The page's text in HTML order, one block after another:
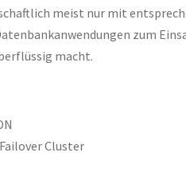
meist nur mit
zum
macht.
Cluster